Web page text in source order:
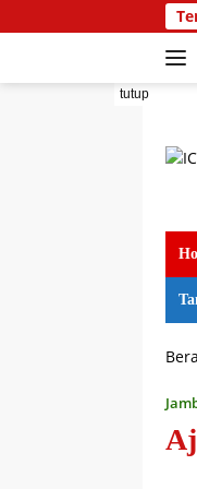
ke
tutup